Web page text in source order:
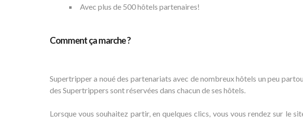
Avec plus de 500 hôtels partenaires!
Comment ça marche ?
Supertripper a noué des partenariats avec de nombreux hôtels un peu
des Supertrippers sont réservées dans chacun de ses hôtels.
Lorsque vous souhaitez partir, en quelques clics, vous vous rendez sur le